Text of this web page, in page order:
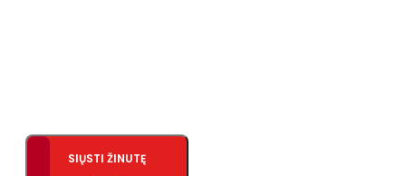
SIŲSTI ŽINUTĘ